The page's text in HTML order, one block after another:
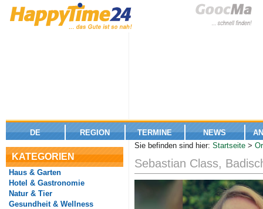
DE REGION TERMINE NEWS
KATEGORIEN
Haus & Garten
Hotel & Gastronomie
Natur & Tier
Gesundheit & Wellness
Sie befinden sind hier: Startseite >
Sebastian Class,